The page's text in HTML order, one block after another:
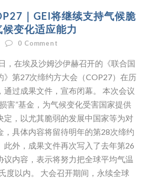
｜GEI将继续支持气候脆
变化适应能力
0 Comment
，在埃及沙姆沙伊赫召开的《联合国
》第27次缔约方大会（COP27）在历
通过成果文件，宣布闭幕。 本次会议
害”基金，为气候变化受害国家提供
定，以尤其脆弱的发展中国家等为对
，具体内容将留待明年的第28次缔约
此外，成果文件再次写入了去年第26
议内容，表示将努力把全球平均气温
度以内。 大会召开期间，永续全球